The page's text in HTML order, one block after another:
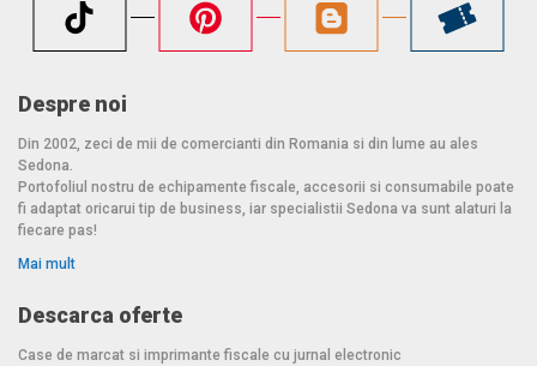
Despre noi
Din 2002, zeci de mii de comercianti din Romania si din lume au ales
Sedona.
Portofoliul nostru de echipamente fiscale, accesorii si consumabile poate
fi adaptat oricarui tip de business, iar specialistii Sedona va sunt alaturi la
fiecare pas!
Mai mult
Descarca oferte
Case de marcat si imprimante fiscale cu jurnal electronic